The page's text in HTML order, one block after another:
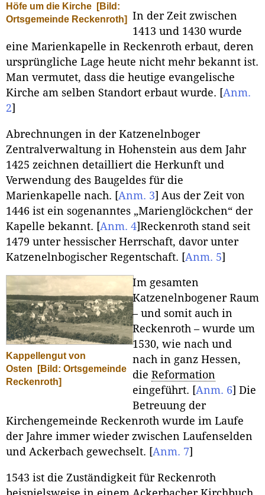
Höfe um die Kirche
[Bild:
Ortsgemeinde Reckenroth]
In der Zeit zwischen
1413 und 1430 wurde
eine Marienkapelle in Reckenroth erbaut, deren
ursprüngliche Lage heute nicht mehr bekannt ist.
Man vermutet, dass die heutige evangelische
Kirche am selben Standort erbaut wurde. [Anm.
2]
Abrechnungen in der Katzenelnboger
Zentralverwaltung in Hohenstein aus dem Jahr
1425 zeichnen detailliert die Herkunft und
Verwendung des Baugeldes für die
Marienkapelle nach. [Anm. 3] Aus der Zeit von
1446 ist ein sogenanntes „Marienglöckchen“ der
Kapelle bekannt. [Anm. 4]Reckenroth stand seit
1479 unter hessischer Herrschaft, davor unter
Katzenelnbogischer Regentschaft. [Anm. 5]
Kappellengut von
Osten
[Bild: Ortsgemeinde
Reckenroth]
Im gesamten
Katzenelnbogener Raum
– und somit auch in
Reckenroth – wurde um
1530, wie nach und
nach in ganz Hessen,
die Reformation
eingeführt. [Anm. 6] Die
Betreuung der
Kirchengemeinde Reckenroth wurde im Laufe
der Jahre immer wieder zwischen Laufenselden
und Ackerbach gewechselt. [Anm. 7]
1543 ist die Zuständigkeit für Reckenroth